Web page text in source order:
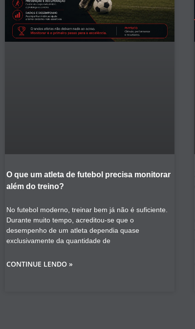
O que um atleta de futebol precisa monitorar
além do treino?
No futebol moderno, treinar bem já não é suficiente.
Durante muito tempo, acreditou-se que o
desempenho de um atleta dependia quase
exclusivamente da quantidade de
CONTINUE LENDO »